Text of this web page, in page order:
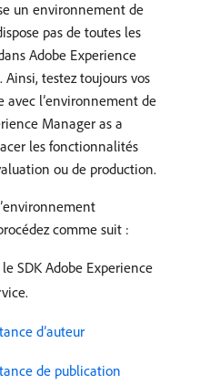
un environnement de
pas de toutes les
Adobe Experience
Ainsi, testez toujours vos
l’environnement de
Manager as a
les fonctionnalités
ou de production.
comme suit :
le SDK Adobe Experience
d’auteur
de publication